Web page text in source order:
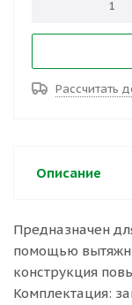
Рассчитать
Описание
Предназначен
помощью
конструкция
Комплектация: